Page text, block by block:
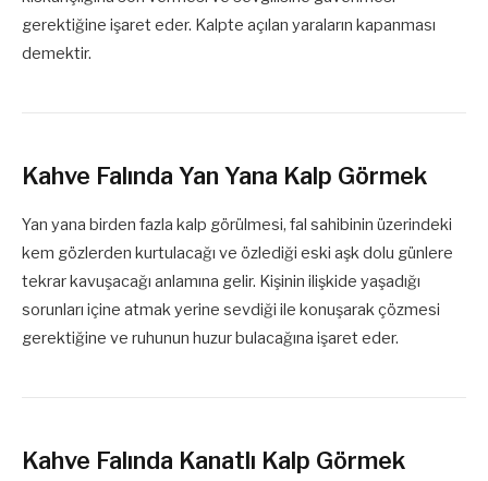
gerektiğine işaret eder. Kalpte açılan yaraların kapanması
demektir.
Kahve Falında Yan Yana Kalp Görmek
Yan yana birden fazla kalp görülmesi, fal sahibinin üzerindeki
kem gözlerden kurtulacağı ve özlediği eski aşk dolu günlere
tekrar kavuşacağı anlamına gelir. Kişinin ilişkide yaşadığı
sorunları içine atmak yerine sevdiği ile konuşarak çözmesi
gerektiğine ve ruhunun huzur bulacağına işaret eder.
Kahve Falında Kanatlı Kalp Görmek